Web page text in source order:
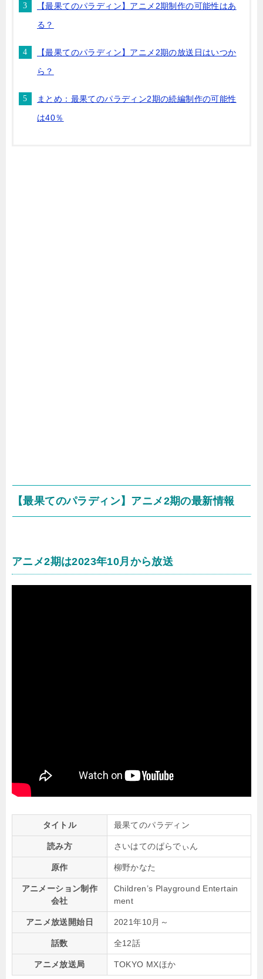
【最果てのパラディン】アニメ2期制作の可能性はあ
る？
【最果てのパラディン】アニメ2期の放送日はいつか
ら？
まとめ：最果てのパラディン2期の続編制作の可能性
は40％
【最果てのパラディン】アニメ2期の最新情報
アニメ2期は2023年10月から放送
タイトル 最果てのパラディン
読み方 さいはてのぱらでぃん
原作 柳野かなた
アニメーション制作
会社
Children’s Playground Entertain
ment
アニメ放送開始日 2021年10月～
話数 全12話
アニメ放送局 TOKYO MXほか